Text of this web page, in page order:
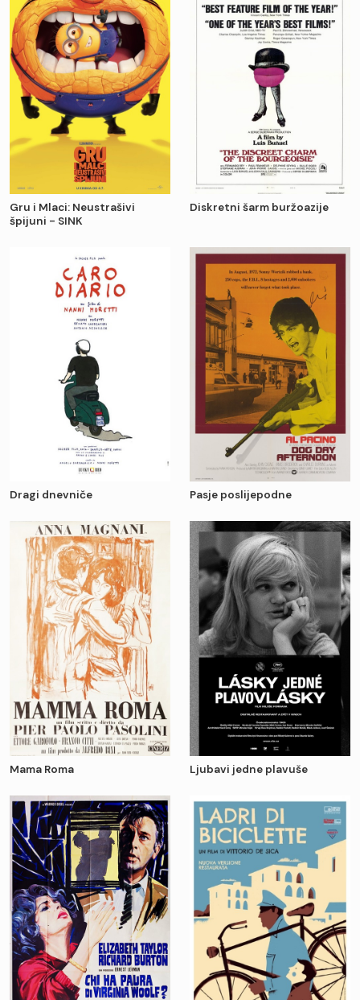
Gru i Mlaci: Neustrašivi
špijuni - SINK
Diskretni šarm buržoazije
Dragi dnevniče Pasje poslijepodne
Mama Roma Ljubavi jedne plavuše